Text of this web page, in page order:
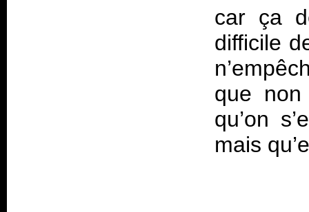
car ça
difficile
que non
qu’on